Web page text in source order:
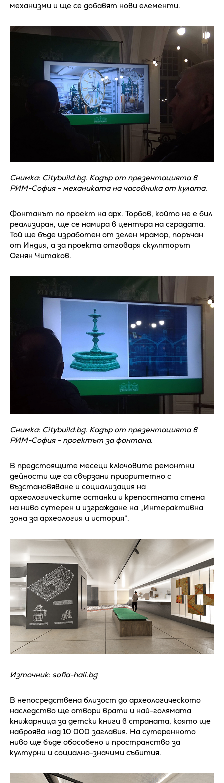
механизми и ще се добавят нови елементи.
Снимка: Citybuild.bg. Кадър от презентацията в
РИМ-София - механиката на часовника от кулата.
Фонтанът по проект на арх. Торбов, който не е бил
реализиран, ще се намира в центъра на сградата.
Той ще бъде изработен от зелен мрамор, поръчан
от Индия, а за проекта отговаря скулпторът
Огнян Читаков.
Снимка: Citybuild.bg. Кадър от презентацията в
РИМ-София - проектът за фонтана.
В предстоящите месеци ключовите ремонтни
дейности ще са свързани приоритетно с
възстановяване и социализация на
археологическите останки и крепостната стена
на ниво сутерен и изграждане на „Интерактивна
зона за археология и история“.
Източник: sofia-hali.bg
В непосредствена близост до археологическото
наследство ще отвори врати и най-голямата
книжарница за детски книги в страната, която ще
наброява над 10 000 заглавия. На сутеренното
ниво ще бъде обособено и пространство за
културни и социално-значими събития.